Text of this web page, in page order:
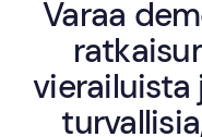
Varaa
vierailuista